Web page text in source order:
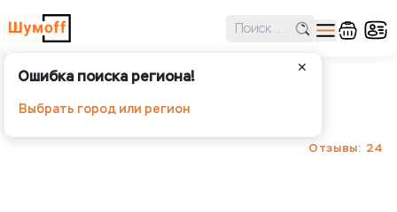
✕
Ошибка поиска региона!
Выбрать город или регион
Отзывы: 24